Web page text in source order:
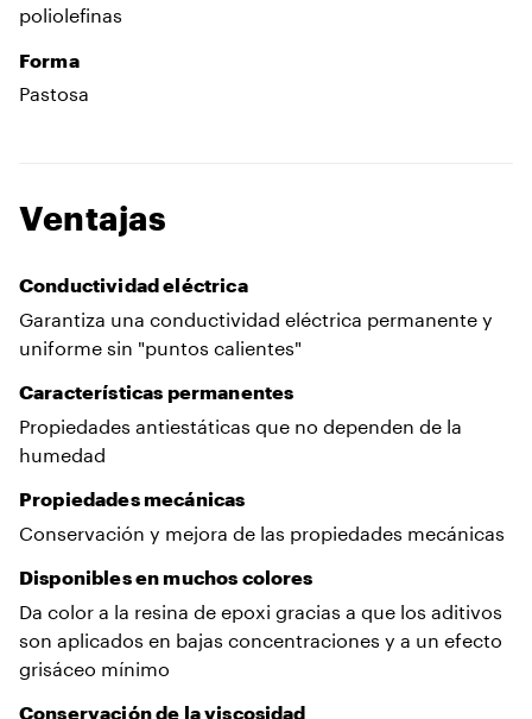
poliolefinas
Forma
Pastosa
Ventajas
Conductividad eléctrica
Garantiza una conductividad eléctrica permanente y
uniforme sin "puntos calientes"
Características permanentes
Propiedades antiestáticas que no dependen de la
humedad
Propiedades mecánicas
Conservación y mejora de las propiedades mecánicas
Disponibles en muchos colores
Da color a la resina de epoxi gracias a que los aditivos
son aplicados en bajas concentraciones y a un efecto
grisáceo mínimo
Conservación de la viscosidad